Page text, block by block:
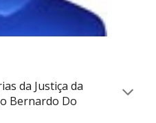
da Justiça da
Bernardo Do